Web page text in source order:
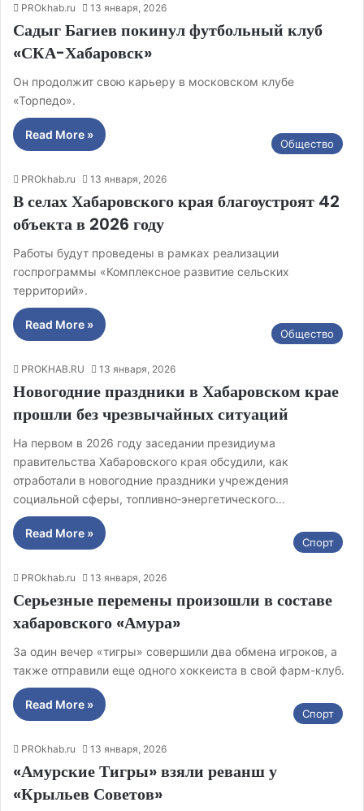
PROkhab.ru 13 января, 2026
Садыг Багиев покинул футбольный клуб
«СКА-Хабаровск»
Он продолжит свою карьеру в московском клубе
«Торпедо».
Read More »
Общество
PROkhab.ru 13 января, 2026
В селах Хабаровского края благоустроят 42
объекта в 2026 году
Работы будут проведены в рамках реализации
госпрограммы «Комплексное развитие сельских
территорий».
Read More »
Общество
PROKHAB.RU 13 января, 2026
Новогодние праздники в Хабаровском крае
прошли без чрезвычайных ситуаций
На первом в 2026 году заседании президиума
правительства Хабаровского края обсудили, как
отработали в новогодние праздники учреждения
социальной сферы, топливно‑энергетического…
Read More »
Спорт
PROkhab.ru 13 января, 2026
Серьезные перемены произошли в составе
хабаровского «Амура»
За один вечер «тигры» совершили два обмена игроков, а
также отправили еще одного хоккеиста в свой фарм-клуб.
Read More »
Спорт
PROkhab.ru 13 января, 2026
«Амурские Тигры» взяли реванш у
«Крыльев Советов»